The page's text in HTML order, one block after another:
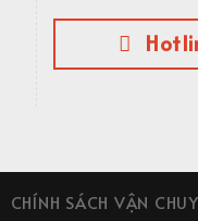
CHÍNH SÁCH VẬN